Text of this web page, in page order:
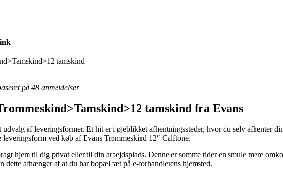
tamskind
på 48 anmeldelser
tamskind fra Evans
udvalg af leveringsformer. Et hit er i øjeblikket afhentningssteder, hvor du selv afhenter
ved køb af Evans Trommeskind 12″ Calftone.
hjem til dig privat eller til din arbejdsplads. Denne er somme tider en smule mere
dette afhænger af at du har bopæl tæt på e-forhandlerens hjemsted.